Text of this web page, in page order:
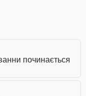
починається